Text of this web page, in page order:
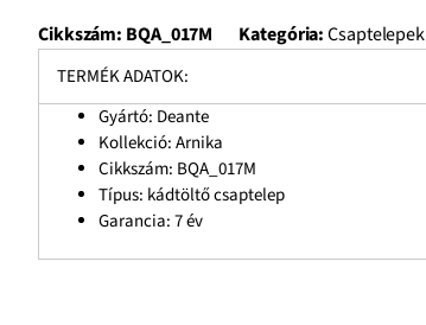
Cikkszám: BQA_017M Kategória:Csaptelepek
TERMÉK ADATOK:
Gyártó: Deante
Kollekció: Arnika
Cikkszám: BQA_017M
Típus: kádtöltő csaptelep
Garancia: 7 év